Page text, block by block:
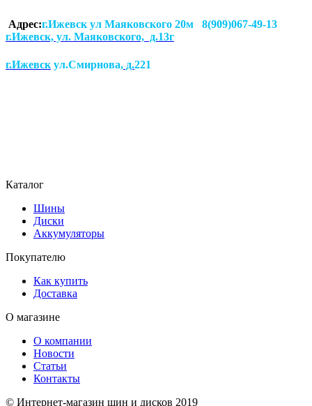
Адрес:г.Ижевск ул Маяковского 20м 8(909)067-49-13
г.Ижевск, ул. Маяковского, д.13г
г.Ижевск ул.Смирнова, д.221
Каталог
Шины
Диски
Аккумуляторы
Покупателю
Как купить
Доставка
О магазине
О компании
Новости
Статьи
Контакты
© Интернет-магазин шин и дисков 2019